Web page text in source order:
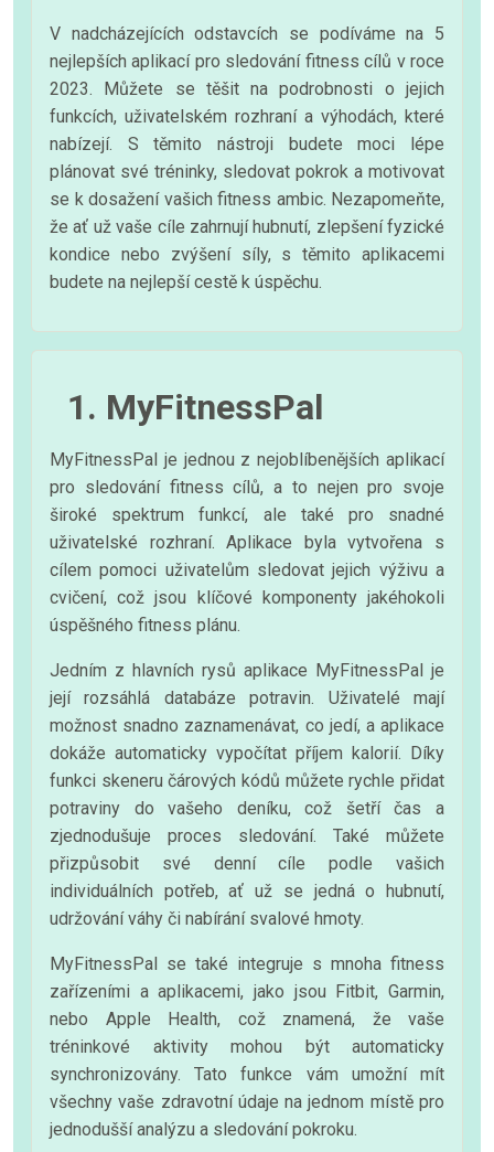
V nadcházejících odstavcích se podíváme na 5
nejlepších aplikací pro sledování fitness cílů v roce
2023. Můžete se těšit na podrobnosti o jejich
funkcích, uživatelském rozhraní a výhodách, které
nabízejí. S těmito nástroji budete moci lépe
plánovat své tréninky, sledovat pokrok a motivovat
se k dosažení vašich fitness ambic. Nezapomeňte,
že ať už vaše cíle zahrnují hubnutí, zlepšení fyzické
kondice nebo zvýšení síly, s těmito aplikacemi
budete na nejlepší cestě k úspěchu.
1. MyFitnessPal
MyFitnessPal je jednou z nejoblíbenějších aplikací
pro sledování fitness cílů, a to nejen pro svoje
široké spektrum funkcí, ale také pro snadné
uživatelské rozhraní. Aplikace byla vytvořena s
cílem pomoci uživatelům sledovat jejich výživu a
cvičení, což jsou klíčové komponenty jakéhokoli
úspěšného fitness plánu.
Jedním z hlavních rysů aplikace MyFitnessPal je
její rozsáhlá databáze potravin. Uživatelé mají
možnost snadno zaznamenávat, co jedí, a aplikace
dokáže automaticky vypočítat příjem kalorií. Díky
funkci skeneru čárových kódů můžete rychle přidat
potraviny do vašeho deníku, což šetří čas a
zjednodušuje proces sledování. Také můžete
přizpůsobit své denní cíle podle vašich
individuálních potřeb, ať už se jedná o hubnutí,
udržování váhy či nabírání svalové hmoty.
MyFitnessPal se také integruje s mnoha fitness
zařízeními a aplikacemi, jako jsou Fitbit, Garmin,
nebo Apple Health, což znamená, že vaše
tréninkové aktivity mohou být automaticky
synchronizovány. Tato funkce vám umožní mít
všechny vaše zdravotní údaje na jednom místě pro
jednodušší analýzu a sledování pokroku.